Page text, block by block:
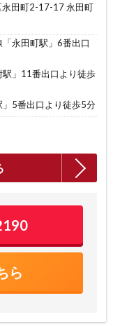
田町2-17-17 永田町
永田町駅」6番出口
」11番出口より徒歩
5番出口より徒歩5分
ら